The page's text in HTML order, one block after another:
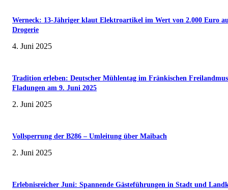
Werneck: 13-Jähriger klaut Elektroartikel im Wert von 2.000 Euro
Drogerie
4. Juni 2025
Tradition erleben: Deutscher Mühlentag im Fränkischen
Fladungen am 9. Juni 2025
2. Juni 2025
Vollsperrung der B286 – Umleitung über Maibach
2. Juni 2025
Erlebnisreicher Juni: Spannende Gästeführungen in Stadt und